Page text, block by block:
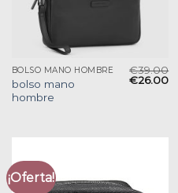
BOLSO MANO HOMBRE
bolso mano
hombre
€39.00
€26.00
¡Oferta!